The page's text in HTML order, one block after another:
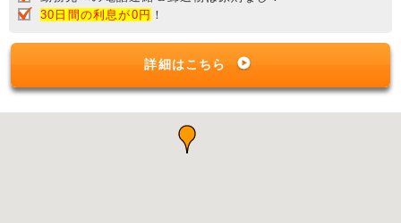
30日間の利息が0円 ！
詳細はこちら